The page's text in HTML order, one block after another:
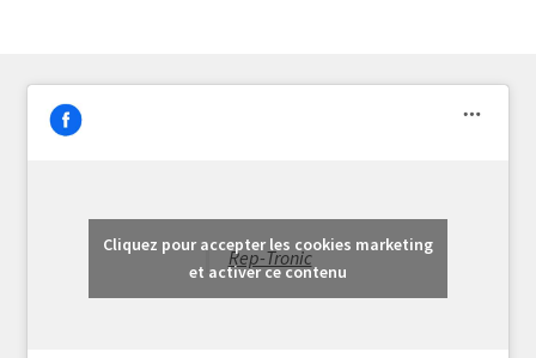
Rep-Tronic
Cliquez pour accepter les cookies marketing
et activer ce contenu